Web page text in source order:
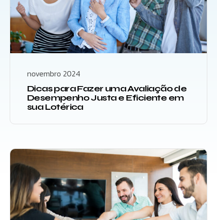
novembro 2024
Dicas para Fazer uma Avaliação de
Desempenho Justa e Eficiente em
sua Lotérica